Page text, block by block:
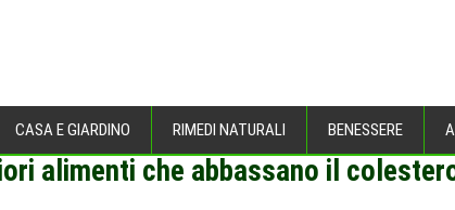
CASA E GIARDINO RIMEDI NATURALI BENESSERE
>
alimenti che abbassano il